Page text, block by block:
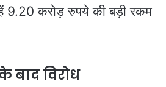
9.20 करोड़ रुपये की बड़ी रकम
बाद विरोध